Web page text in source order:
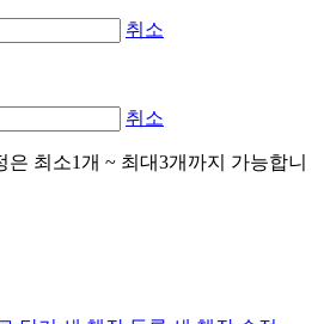
취소
취소
은 최소1개 ~ 최대3개까지 가능합니